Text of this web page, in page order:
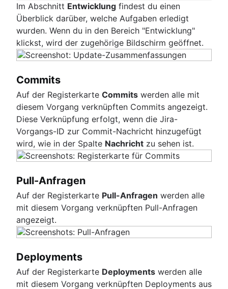
Im Abschnitt Entwicklung findest du einen
Überblick darüber, welche Aufgaben erledigt
wurden. Wenn du in den Bereich "Entwicklung"
klickst, wird der zugehörige Bildschirm geöffnet.
Commits
Auf der Registerkarte Commits werden alle mit
diesem Vorgang verknüpften Commits angezeigt.
Diese Verknüpfung erfolgt, wenn die Jira-
Vorgangs-ID zur Commit-Nachricht hinzugefügt
wird, wie in der Spalte Nachricht zu sehen ist.
Pull-Anfragen
Auf der Registerkarte Pull-Anfragen werden alle
mit diesem Vorgang verknüpften Pull-Anfragen
angezeigt.
Deployments
Auf der Registerkarte Deployments werden alle
mit diesem Vorgang verknüpften Deployments aus